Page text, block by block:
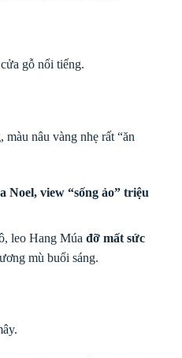
gỗ nổi tiếng.
nâu vàng nhẹ rất “ăn
Noel, view “sống ảo” triệu
leo Hang Múa đỡ mất sức
mù buổi sáng.